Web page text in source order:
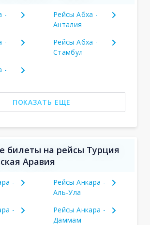
-
Рейсы Абха -
Анталия
-
Рейсы Абха -
Стамбул
-
ПОКАЗАТЬ ЕЩЕ
билеты на рейсы Турция
Аравия
-
Рейсы Анкара -
Аль-Ула
-
Рейсы Анкара -
Даммам